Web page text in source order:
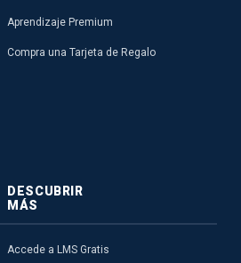
Aprendizaje Premium
Compra una Tarjeta de Regalo
DESCUBRIR
MÁS
Accede a LMS Gratis